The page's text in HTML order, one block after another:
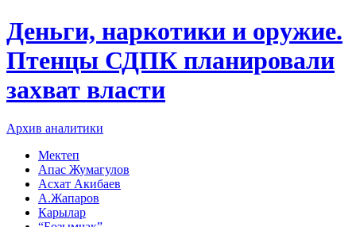
Деньги, наркотики и оружие.
Птенцы СДПК планировали
захват власти
Архив аналитики
Мектеп
Апас Жумагулов
Асхат Акибаев
А.Жапаров
Карылар